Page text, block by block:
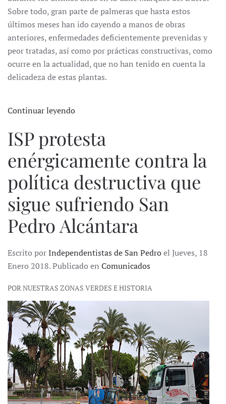
Sobre todo, gran parte de palmeras que hasta estos
últimos meses han ido cayendo a manos de obras
anteriores, enfermedades deficientemente prevenidas y
peor tratadas, así como por prácticas constructivas, como
ocurre en la actualidad, que no han tenido en cuenta la
delicadeza de estas plantas.
Continuar leyendo
ISP protesta
enérgicamente contra la
política destructiva que
sigue sufriendo San
Pedro Alcántara
Escrito porIndependentistas de San Pedroel Jueves, 18
Enero 2018. Publicado en Comunicados
POR NUESTRAS ZONAS VERDES E HISTORIA